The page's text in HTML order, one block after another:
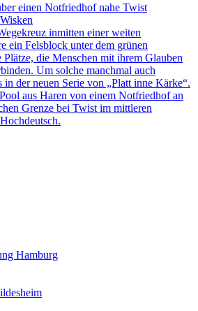
einen Notfriedhof nahe Twist
inmitten einer weiten
ein Felsblock unter dem grünen
die Menschen mit ihrem Glauben
Um solche manchmal auch
in der neuen Serie von „Platt inne Kärke“.
aus Haren von einem Notfriedhof an
Grenze bei Twist im mittleren
Hamburg